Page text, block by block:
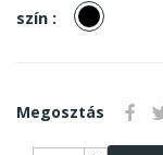
szín :
Fekete
Megosztás